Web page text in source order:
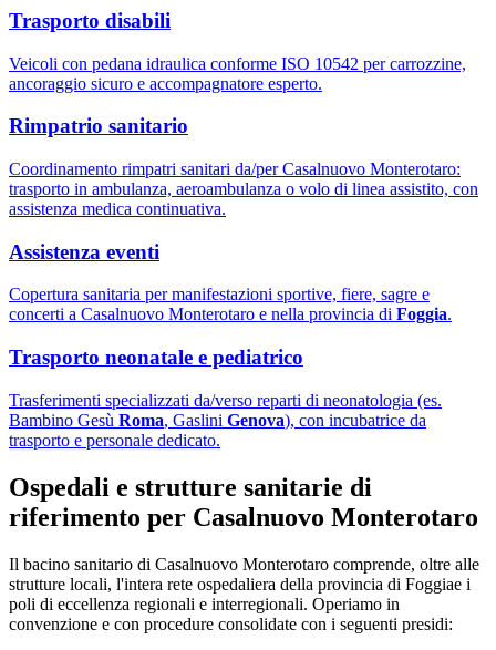
Trasporto disabili
Veicoli con pedana idraulica conforme ISO 10542 per carrozzine,
ancoraggio sicuro e accompagnatore esperto.
Rimpatrio sanitario
Coordinamento rimpatri sanitari da/per Casalnuovo Monterotaro:
trasporto in ambulanza, aeroambulanza o volo di linea assistito, con
assistenza medica continuativa.
Assistenza eventi
Copertura sanitaria per manifestazioni sportive, fiere, sagre e
concerti a Casalnuovo Monterotaro e nella provincia di Foggia.
Trasporto neonatale e pediatrico
Trasferimenti specializzati da/verso reparti di neonatologia (es.
Bambino Gesù Roma, Gaslini Genova), con incubatrice da
trasporto e personale dedicato.
Ospedali e strutture sanitarie di
riferimento per Casalnuovo Monterotaro
Il bacino sanitario di Casalnuovo Monterotaro comprende, oltre alle
strutture locali, l'intera rete ospedaliera della provincia di Foggiae i
poli di eccellenza regionali e interregionali. Operiamo in
convenzione e con procedure consolidate con i seguenti presidi: